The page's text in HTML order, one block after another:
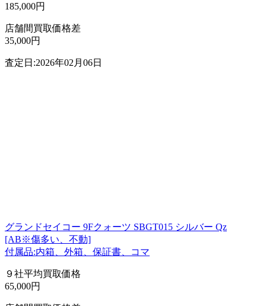
185,000円
店舗間買取価格差
35,000円
査定日:2026年02月06日
グランドセイコー 9Fクォーツ SBGT015 シルバー Qz
[AB※傷多い、不動]
付属品:内箱、外箱、保証書、コマ
９社平均買取価格
65,000円